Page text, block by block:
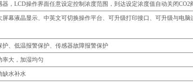
，LCD操作界面任意设定控制浓度范围，到达设定浓度值自动关闭CO2
幕液晶显示、中英文可切换操作平台、可升级打印接口、可升级与电
护、低温报警保护、传感器故障报警保护
率大，加湿均匀
缺水补水